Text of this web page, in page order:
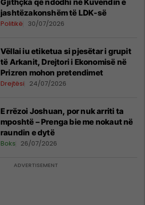
Gjithçka që ndodhi në Kuvendin e
jashtëzakonshëm të LDK-së
Politikë 30/07/2026
Vëllai iu etiketua si pjesëtar i grupit
të Arkanit, Drejtori i Ekonomisë në
Prizren mohon pretendimet
Drejtësi 24/07/2026
E rrëzoi Joshuan, por nuk arriti ta
mposhtë – Prenga bie me nokaut në
raundin e dytë
Boks 26/07/2026